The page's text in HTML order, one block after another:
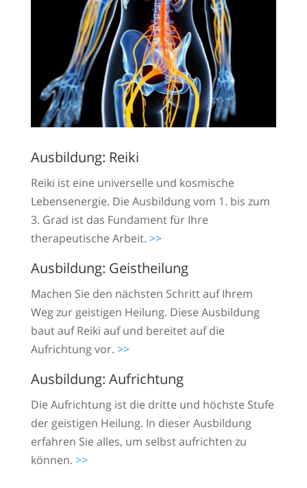
Ausbildung: Reiki
Reiki ist eine universelle und kosmische
Lebensenergie. Die Ausbildung vom 1. bis zum
3. Grad ist das Fundament für Ihre
therapeutische Arbeit. >>
Ausbildung: Geistheilung
Machen Sie den nächsten Schritt auf Ihrem
Weg zur geistigen Heilung. Diese Ausbildung
baut auf Reiki auf und bereitet auf die
Aufrichtung vor. >>
Ausbildung: Aufrichtung
Die Aufrichtung ist die dritte und höchste Stufe
der geistigen Heilung. In dieser Ausbildung
erfahren Sie alles, um selbst aufrichten zu
können. >>